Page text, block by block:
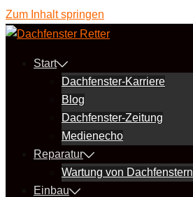
Zum Inhalt springen
Start
Dachfenster-Karriere
Blog
Dachfenster-Zeitung
Medienecho
Reparatur
Wartung von Dachfenstern
Einbau